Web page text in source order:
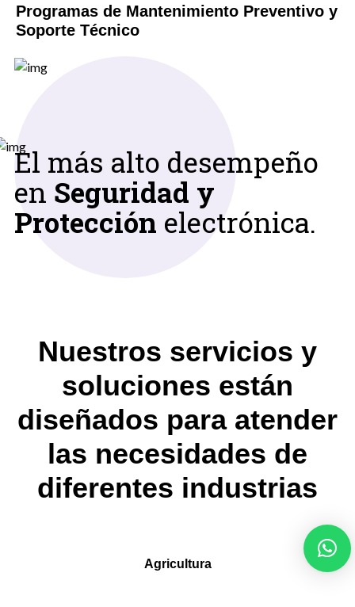
Programas de Mantenimiento Preventivo y
Soporte Técnico
El más alto desempeño
en Seguridad y
Protección electrónica.
Nuestros servicios y
soluciones están
diseñados para atender
las necesidades de
diferentes industrias
Agricultura